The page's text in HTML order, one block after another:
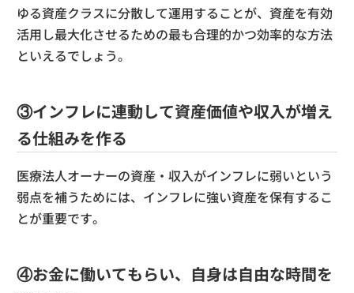
ゆる資産クラスに分散して運用することが、資産を有効
活用し最大化させるための最も合理的かつ効率的な方法
といえるでしょう。
③インフレに連動して資産価値や収入が増え
る仕組みを作る
医療法人オーナーの資産・収入がインフレに弱いという
弱点を補うためには、インフレに強い資産を保有するこ
とが重要です。
④お金に働いてもらい、自身は自由な時間を